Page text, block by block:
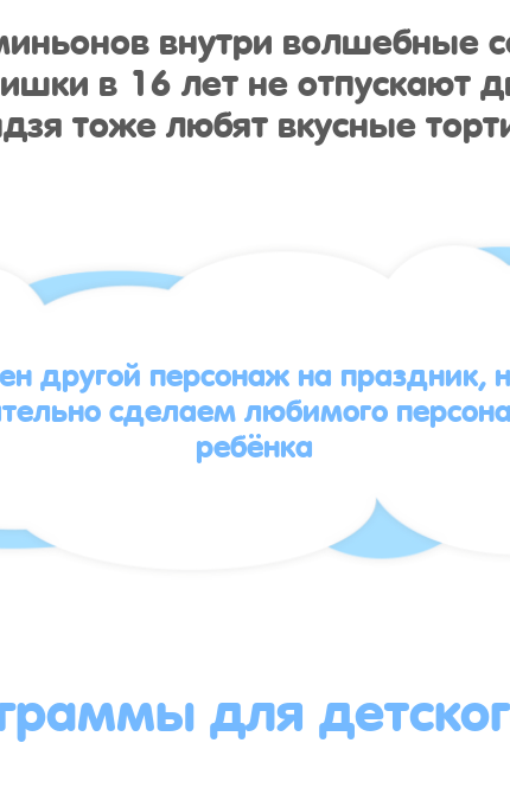
внутри волшебные
в 16 лет не отпускают
тоже любят вкусные
другой персонаж на
сделаем любимого
ребёнка
для